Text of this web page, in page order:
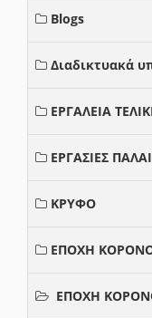
Blogs
Διαδικτυακά
ΕΡΓΑΛΕΙΑ
ΕΡΓΑΣΙΕΣ
ΚΡΥΦΟ
ΕΠΟΧΗ
ΕΠΟΧΗ